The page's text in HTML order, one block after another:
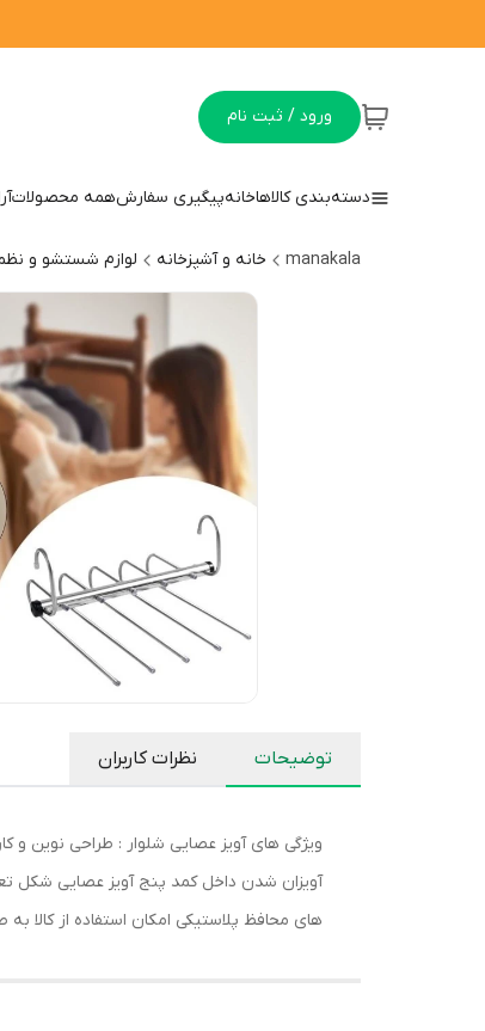
ورود / ثبت نام
دسته‌بندی کالاهاخانهپیگیری سفارشهمه محصولات
manakala خانه و آشپزخانه لوازم شستشو و
توضیحات نظرات کاربران
آویزان شدن داخل کمد پنج آویز عصایی شکل
های محافظ پلاستیکی امکان استفاده از کالا